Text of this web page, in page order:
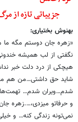
جزییاتی تازه از
بهنوش بختیاری:
«زهره جان دوستم مگه ما
نگفتی از لب همیشه
هیچکی از درد دلت خبر
شاید حق داشتی…من هم
شدم…ویران شدم… تهمت‌ها
و حرفاتو میزدی،….زهره
نمی‌تونه زندگی کنه… و